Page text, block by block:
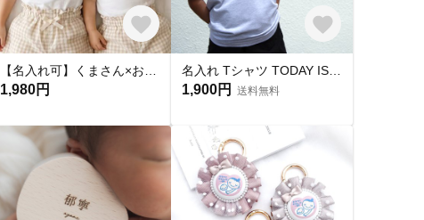
1,980円 1,900円 送料無料